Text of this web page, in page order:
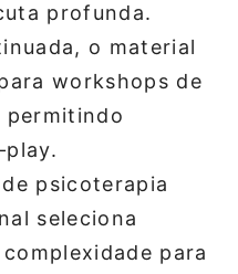
profunda.
o material
workshops de
psicoterapia
seleciona
para